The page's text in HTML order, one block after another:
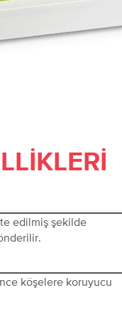
edilmiş şekilde
köşelere koruyucu